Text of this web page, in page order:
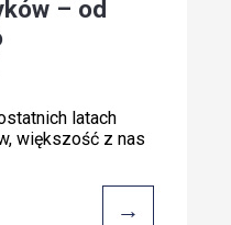
– od
latach
większość z nas
→